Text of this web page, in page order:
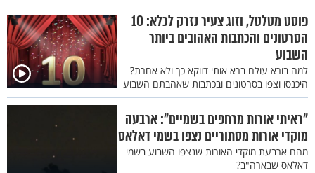
פוסט מטלטל, וזוג צעיר נזרק לכלא: 10
הסרטונים והכתבות האהובים ביותר
השבוע
למה בורא עולם ברא אותי דווקא כך ולא אחרת?
היכנסו וצפו בסרטונים ובכתבות שאהבתם השבוע
"ראיתי אורות מרחפים בשמיים": ארבעה
מוקדי אורות מסתוריים נצפו בשמי דאלאס
מהם ארבעת מוקדי האורות שנצפו השבוע בשמי
דאלאס שבארה"ב?